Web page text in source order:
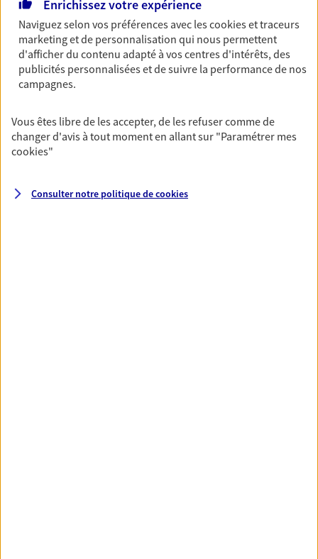
Préparez sereinement ce nouveau chapitre de
votre vie avec les conseils d'un expert. Découvrez
notre solution PER (Plan Epargne Retraite)
spécialement conçue pour la retraite.
Découvrir l'offre Retraite
Prévoyance
Pour un avenir serein, assurez-vous avec notre
garanties incapacité temporaire totale de travail,
Enrichissez votre expérience
Naviguez selon vos préférences avec lescookies et traceurs
marketing et de personnalisation qui nous permettent
d'afficher du contenu adapté à vos centres d'intérêts, des
publicités personnalisées et de suivre la performance de nos
campagnes.
Vous êtes libre de les accepter, de les refuser comme de
changer d'avis à tout moment en allant sur "Paramétrer mes
cookies"
Consulter notre politique decookies